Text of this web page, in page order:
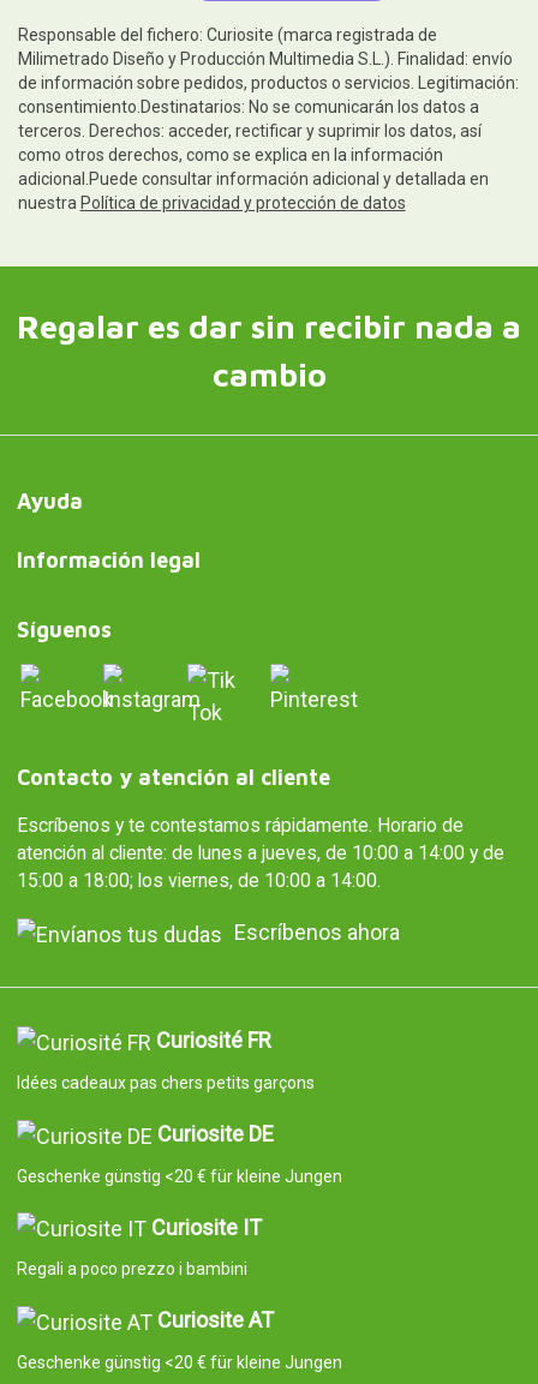
Responsable del fichero: Curiosite (marca registrada de
Milimetrado Diseño y Producción Multimedia S.L.). Finalidad: envío
de información sobre pedidos, productos o servicios. Legitimación:
consentimiento.Destinatarios: No se comunicarán los datos a
terceros. Derechos: acceder, rectificar y suprimir los datos, así
como otros derechos, como se explica en la información
adicional.Puede consultar información adicional y detallada en
nuestra Política de privacidad y protección de datos
Regalar es dar sin recibir nada a
cambio
Ayuda
Información legal
Síguenos
Contacto y atención al cliente
Escríbenos y te contestamos rápidamente. Horario de
atención al cliente: de lunes a jueves, de 10:00 a 14:00 y de
15:00 a 18:00; los viernes, de 10:00 a 14:00.
Escríbenos ahora
Curiosité FR
Idées cadeaux pas chers petits garçons
Curiosite DE
Geschenke günstig <20 € für kleine Jungen
Curiosite IT
Regali a poco prezzo i bambini
Curiosite AT
Geschenke günstig <20 € für kleine Jungen